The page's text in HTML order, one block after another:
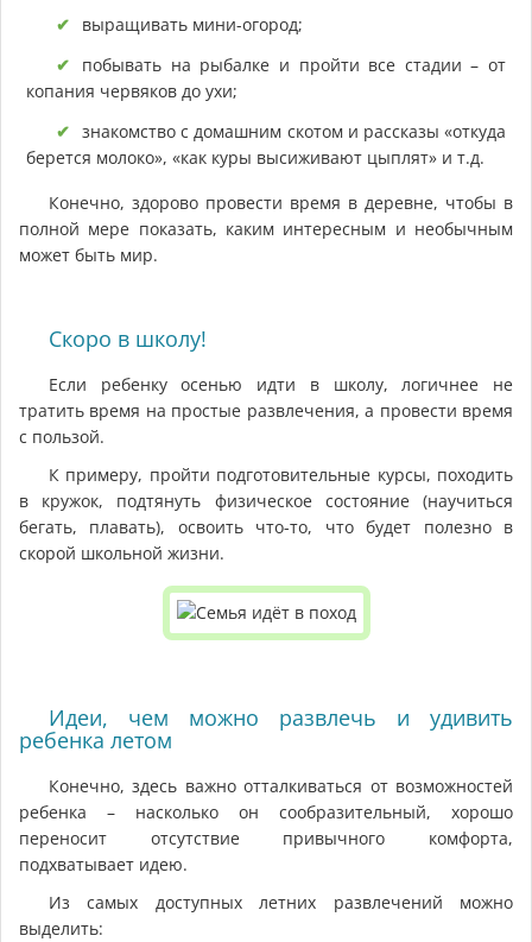
выращивать мини-огород;
побывать на рыбалке и пройти все стадии – от
копания червяков до ухи;
знакомство с домашним скотом и рассказы «откуда
берется молоко», «как куры высиживают цыплят» и т.д.
Конечно, здорово провести время в деревне, чтобы в
полной мере показать, каким интересным и необычным
может быть мир.
Скоро в школу!
Если ребенку осенью идти в школу, логичнее не
тратить время на простые развлечения, а провести время
с пользой.
К примеру, пройти подготовительные курсы, походить
в кружок, подтянуть физическое состояние (научиться
бегать, плавать), освоить что-то, что будет полезно в
скорой школьной жизни.
Идеи, чем можно развлечь и удивить
ребенка летом
Конечно, здесь важно отталкиваться от возможностей
ребенка – насколько он сообразительный, хорошо
переносит отсутствие привычного комфорта,
подхватывает идею.
Из самых доступных летних развлечений можно
выделить: